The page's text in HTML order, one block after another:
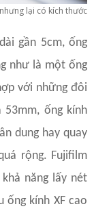
lại có kích thước
gần 5cm, ống
như là một ống
với những đôi
ống kính
dung hay quay
rộng. Fujifilm
năng lấy nét
ống kính XF cao